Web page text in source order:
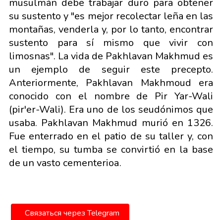
musulmán debe trabajar duro para obtener
su sustento y "es mejor recolectar leña en las
montañas, venderla y, por lo tanto, encontrar
sustento para sí mismo que vivir con
limosnas". La vida de Pakhlavan Makhmud es
un ejemplo de seguir este precepto.
Anteriormente, Pakhlavan Makhmoud era
conocido con el nombre de Pir Yar-Wali
(pir'er-Wali). Era uno de los seudónimos que
usaba. Pakhlavan Makhmud murió en 1326.
Fue enterrado en el patio de su taller y, con
el tiempo, su tumba se convirtió en la base
de un vasto cementerioа.
Связаться через Telegram